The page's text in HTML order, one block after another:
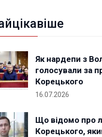
Як нардепи з
голосували за
Корецького
16.07.2026
Що відомо про
Корецького,